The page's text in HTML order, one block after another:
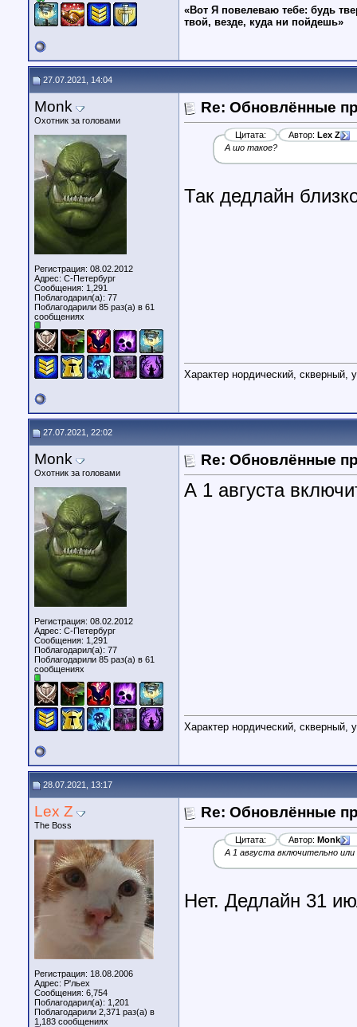
«Вот Я повелеваю тебе: будь
твой, везде, куда ни пойдешь»
27.07.2021, 14:04
Monk
Охотник за головами
Регистрация: 08.02.2012
Адрес: С-Петербург
Сообщения: 1,291
Поблагодарил(а): 77
Поблагодарили 85 раз(а) в 61
сообщениях
Re: Обновлённые
Цитата: Автор: Lex Z
А шо такое?
Так дедлайн
Характер нордический, скверный,
27.07.2021, 22:02
Monk
Охотник за головами
Регистрация: 08.02.2012
Адрес: С-Петербург
Сообщения: 1,291
Поблагодарил(а): 77
Поблагодарили 85 раз(а) в 61
сообщениях
Re: Обновлённые
А 1 августа
Характер нордический, скверный,
28.07.2021, 13:17
Lex Z
The Boss
Регистрация: 18.08.2006
Адрес: Р'льех
Сообщения: 6,754
Поблагодарил(а): 1,201
Поблагодарили 2,371 раз(а) в
1,183 сообщениях
Re: Обновлённые
Цитата: Автор: Monk
А 1 августа включительно
Нет. Дедлайн 31